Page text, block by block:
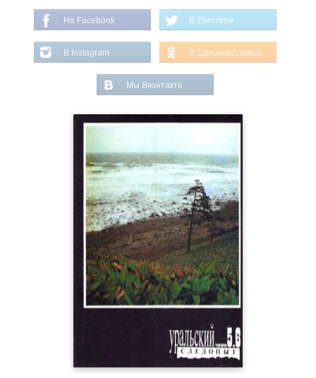
На Facebook В Твиттере
В Instagram В Одноклассниках
Мы Вконтакте